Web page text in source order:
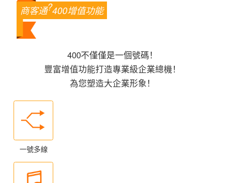
商客通?400增值功能
400不僅僅是一個號碼！
豐富增值功能打造專業級企業總機！
為您塑造大企業形象！
一號多線